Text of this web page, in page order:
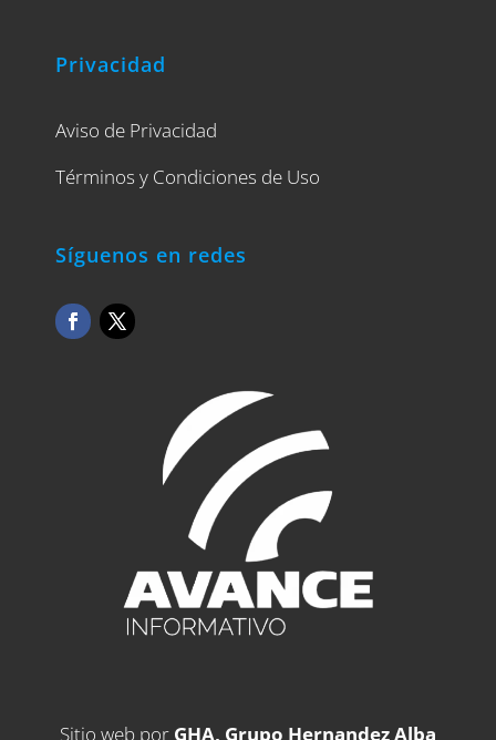
Privacidad
Aviso de Privacidad
Términos y Condiciones de Uso
Síguenos en redes
Sitio web por GHA, Grupo Hernandez Alba